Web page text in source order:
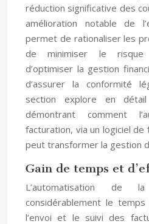
réduction significative des
amélioration notable de
permet de rationaliser les
de minimiser le risque
d’optimiser la gestion
d’assurer la conformité
section explore en
démontrant comment
facturation, via un logiciel de
peut transformer la gestion
Gain de temps et
L’automatisation de
considérablement le
l’envoi et le suivi des